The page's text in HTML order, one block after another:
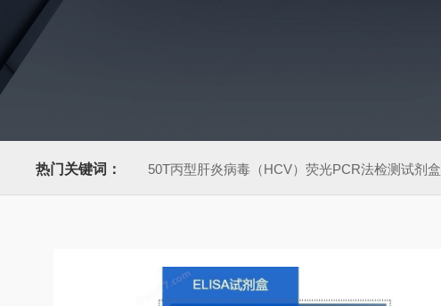
热门关键词： 50T丙型肝炎病毒（HCV）荧光PCR法检测试剂盒